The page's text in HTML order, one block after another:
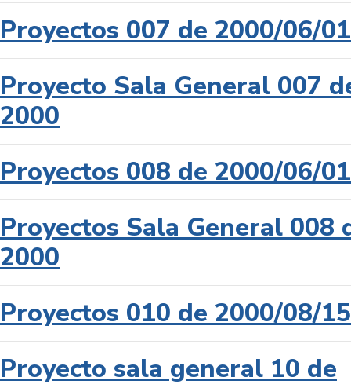
Proyectos 007 de 2000/06/01
Proyecto Sala General 007
2000
Proyectos 008 de 2000/06/01
Proyectos Sala General 008
2000
Proyectos 010 de 2000/08/15
Proyecto sala general 10 de